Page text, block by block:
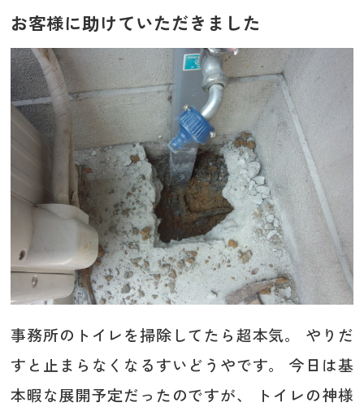
お客様に助けていただきました
事務所のトイレを掃除してたら超本気。 やりだ
すと止まらなくなるすいどうやです。 今日は基
本暇な展開予定だったのですが、 トイレの神様